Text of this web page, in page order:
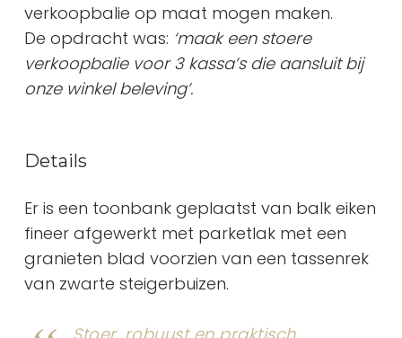
verkoopbalie op maat mogen maken.
De opdracht was: ‘maak een stoere
verkoopbalie voor 3 kassa’s die aansluit bij
onze winkel beleving’.
Details
Er is een toonbank geplaatst van balk eiken
fineer afgewerkt met parketlak met een
granieten blad voorzien van een tassenrek
van zwarte steigerbuizen.
Stoer, robuust en praktisch.